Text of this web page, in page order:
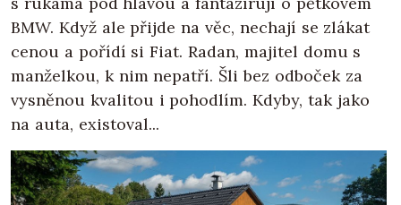
BMW. Když ale přijde na věc, nechají se zlákat
cenou a pořídí si Fiat. Radan, majitel domu s
manželkou, k nim nepatří. Šli bez odboček za
vysněnou kvalitou i pohodlím. Kdyby, tak jako
na auta, existoval...